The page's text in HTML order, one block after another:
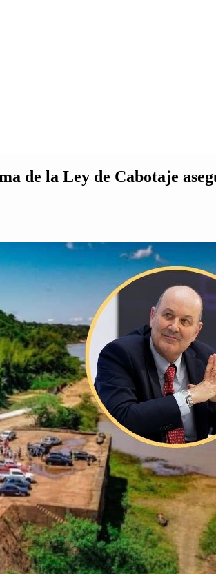
de la Ley de Cabotaje